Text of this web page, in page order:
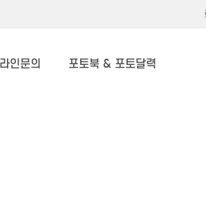
인문의 포토북 & 포토달력